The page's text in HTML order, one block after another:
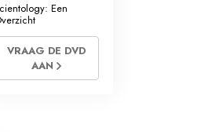
Een
VRAAG DE DVD
AAN